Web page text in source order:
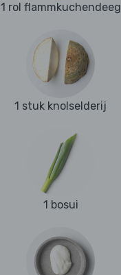
1 rol flammkuchendeeg
1 stuk knolselderij
1 bosui